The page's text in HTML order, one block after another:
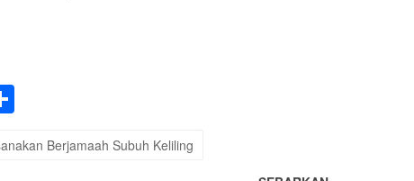
Berjamaah Subuh Keliling